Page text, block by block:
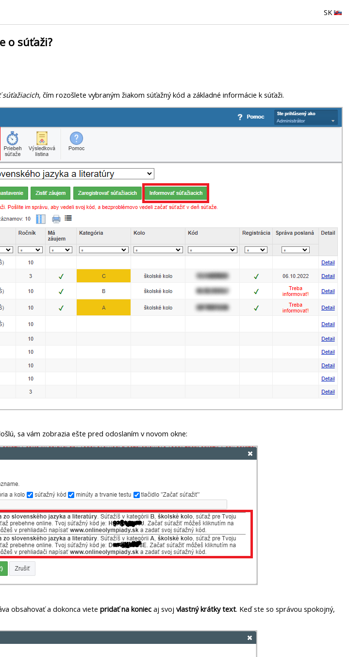
SK
o súťaži?
, čím rozošlete vybraným žiakom súťažný kód a základné informácie k súťaži.
sa vám zobrazia ešte pred odoslaním v novom okne:
obsahovať a dokonca viete pridať na koniec aj svoj vlastný krátky text. Keď ste so správou spokojný,